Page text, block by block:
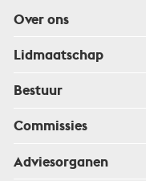
Over ons
Lidmaatschap
Bestuur
Commissies
Adviesorganen